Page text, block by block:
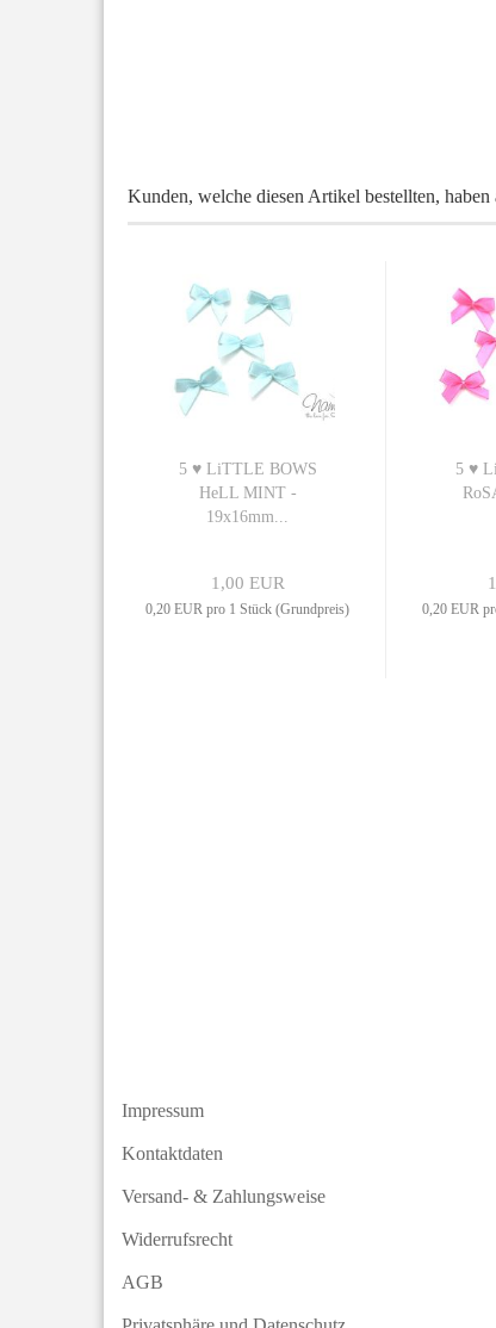
Kunden, welche diesen Artikel bestellten,
5 ♥ LiTTLE BOWS
HeLL MINT -
19x16mm...
1,00 EUR
0,20 EUR pro 1 Stück (Grundpreis)
5 ♥
0,20 EUR
Impressum
Kontaktdaten
Versand- & Zahlungsweise
Widerrufsrecht
AGB